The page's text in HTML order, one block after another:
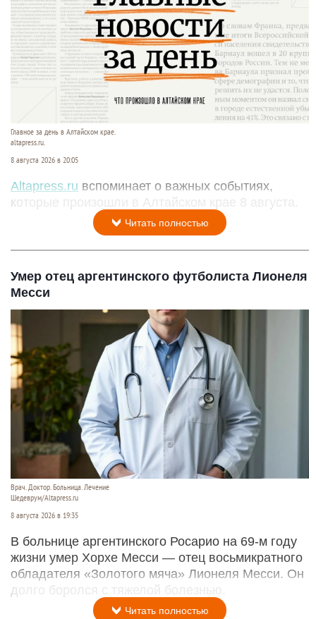
Главное за день в Алтайском крае.
altapress.ru.
8 августа 2026 в 20:05
Altapress.ru вспоминает о важных событиях,
которые произошли в Алтайском крае 8 августа.
Читать полностью
Умер отец аргентинского футболиста Лионеля
Месси
Врач. Доктор. Больница. Лечение
Шедеврум/Altapress.ru
8 августа 2026 в 19:35
В больнице аргентинского Росарио на 69-м году
жизни умер Хорхе Месси — отец восьмикратного
обладателя «Золотого мяча» Лионеля Месси. Он
долго боролся с тяжелой болезнью.
Читать полностью